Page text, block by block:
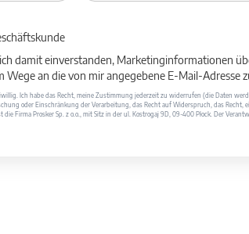
damit einverstanden, Marketinginformationen
Wege an die von mir angegebene E-Mail-Adresse
Ich habe das Recht, meine Zustimmung jederzeit zu widerrufen (die Daten
oder Einschränkung der Verarbeitung, das Recht auf Widerspruch, das
die Firma Prosker Sp. z o.o., mit Sitz in der ul. Kostrogaj 9D, 09-400 Płock. Der